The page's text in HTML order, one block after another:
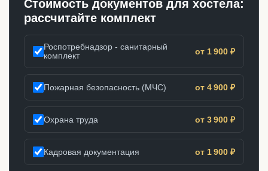
Стоимость документов для хостела:
рассчитайте комплект
Роспотребнадзор - санитарный
комплект
от 1 900 ₽
Пожарная безопасность (МЧС) от 4 900 ₽
Охрана труда от 3 900 ₽
Кадровая документация от 1 900 ₽